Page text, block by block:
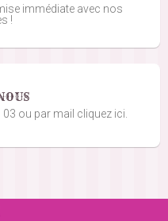
immédiate avec nos
!
03 ou par mail cliquez ici.